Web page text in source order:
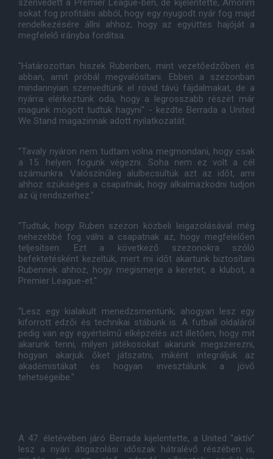
szenvedett a Premier League-ben, de kijelentette, Amorim
sokat fog profitálni abból, hogy egy nyugodt nyár fog majd
rendelkezésére állni ahhoz, hogy az együttes hajóját a
megfelelő irányba fordítsa.
"Határozottan hiszek Rubenben, mint vezetőedzőben és
abban, amit próbál megvalósítani. Ebben a szezonban
mindannyian szenvedtünk el rövid távú fájdalmakat, de a
nyárra elérkeztünk oda, hogy a legrosszabb részét már
magunk mögött tudtuk hagyni" - kezdte Berrada a United
We Stand magazinnak adott nyilatkozatát.
"Tavaly nyáron nem tudtam volna megmondani, hogy csak
a 15. helyen fogunk végezni. Soha nem ez volt a cél
számunkra. Valószínűleg alulbecsültük azt az időt, ami
ahhoz szükséges a csapatnak, hogy alkalmazkodni tudjon
az új rendszerhez."
"Tudtuk, hogy Ruben szezon közbeli leigazolásával még
nehezebbé fog válni a csapatnak az, hogy megfelelően
teljesítsen. Ezt a következő szezonokra szóló
befektetésként kezeltük, mert mi időt akartunk biztosítani
Rubennek ahhoz, hogy megismerje a keretet, a klubot, a
Premier League-et."
"Lesz egy kialakult menedzsmentünk; ahogyan lesz egy
kiforrott edzői és technikai stábunk is. A futball oldaláról
pedig van egy egyértelmű elképzelés azt illetően, hogy mit
akarunk tenni, milyen játékosokat akarunk megszerezni,
hogyan akarjuk őket játszatni, miként integráljuk az
akadémistákat és hogyan invesztálunk a jövő
tehetségeibe."
A 47. életévében járó Berrada kijelentette, a United "aktív"
lesz a nyári átigazolási időszak hátralévő részében is,